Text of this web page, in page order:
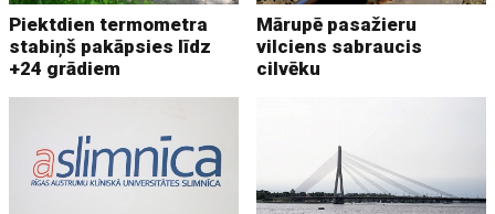
Piektdien termometra
stabiņš pakāpsies līdz
+24 grādiem
Mārupē pasažieru
vilciens sabraucis
cilvēku